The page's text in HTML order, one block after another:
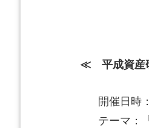
≪ 平成資産
開催日時
テーマ：